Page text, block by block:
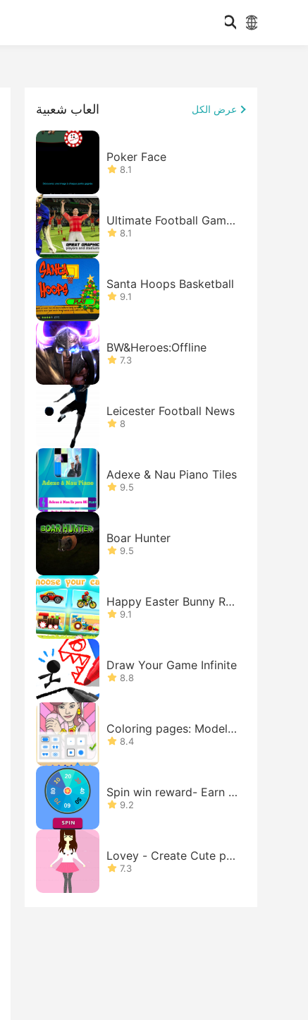
العاب شعبية عرض الكل
Poker Face
8.1
Ultimate Football Game
- (real football game 20
8.1
Santa Hoops Basketball
9.1
BW&Heroes:Offline
7.3
Leicester Football News
8
Adexe & Nau Piano Tiles
9.5
Boar Hunter
9.5
Happy Easter Bunny Rac
ing9.1
Draw Your Game Infinite
8.8
Coloring pages: Model d
ress up
8.4
Spin win reward- Earn m
oney
9.2
Lovey - Create Cute pa
perdolls
7.3